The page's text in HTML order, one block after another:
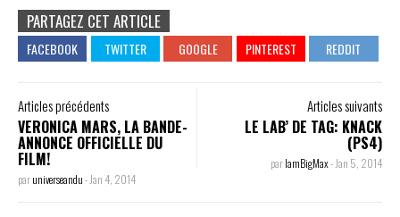
PARTAGEZ CET ARTICLE
Articles précédents
VERONICA MARS, LA BANDE-
ANNONCE OFFICIELLE DU
FILM!
paruniverseandu- Jan 4, 2014
Articles suivants
LE LAB’ DE TAG: KNACK
(PS4)
parIamBigMax- Jan 5, 2014